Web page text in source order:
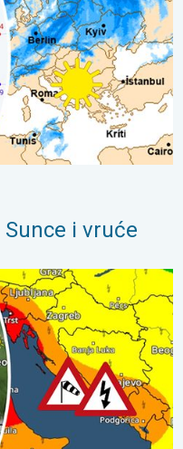
i vruće
Toplinski val sve bliže.